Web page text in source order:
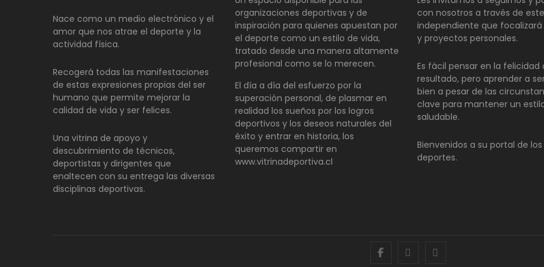
Nace como un medio electrónico y el
amor que nos atrae el deporte y la
actividad física.
Recogerá todas las manifestaciones
de estas expresiones propias del ser
humano que permite mejorar la
calidad de vida y ser felices.
Una vitrina de apoyo y
descubrimiento de técnicos,
deportistas y dirigentes que
enaltecen con su entrega las diversas
disciplinas deportivas.
organizaciones deportivas y de
inspiración para quienes apuestan por
el deporte como un estilo de vida,
tratado desde una manera altamente
profesional como se lo merecen.
El día a día del esfuerzo por la
superación personal, de plasmar en
realidad los sueños por los logros
deportivos y los deseos naturales del
éxito y entrar en historia, los
queremos compartir en
www.vitrinadeportiva.cl
con nosotros a través de
independiente que
y proyectos personales.
Es fácil pensar en la
resultado, pero aprender a
bien a pesar de las
clave para mantener un
saludable.
Bienvenidos a su portal de los
deportes.
facebook twitter